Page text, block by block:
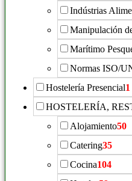
Indústrias
Manipulación
Marítimo
Normas ISO/
Hostelería Presencial1
HOSTELERÍA,
Alojamiento50
Catering35
Cocina104